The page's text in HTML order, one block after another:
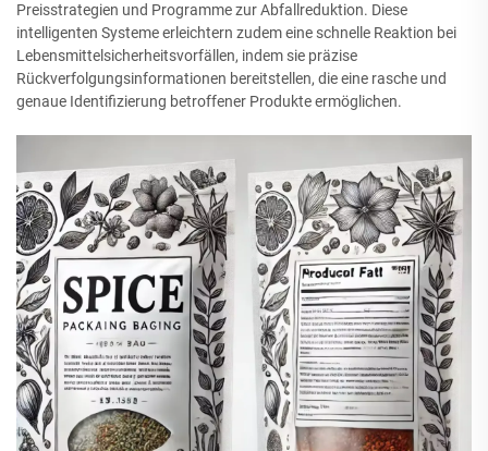
Preisstrategien und Programme zur Abfallreduktion. Diese
intelligenten Systeme erleichtern zudem eine schnelle Reaktion bei
Lebensmittelsicherheitsvorfällen, indem sie präzise
Rückverfolgungsinformationen bereitstellen, die eine rasche und
genaue Identifizierung betroffener Produkte ermöglichen.